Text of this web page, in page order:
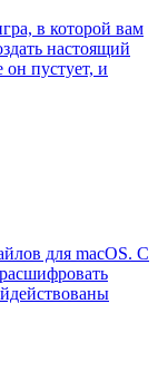
в которой вам
настоящий
пустует, и
для macOS. С